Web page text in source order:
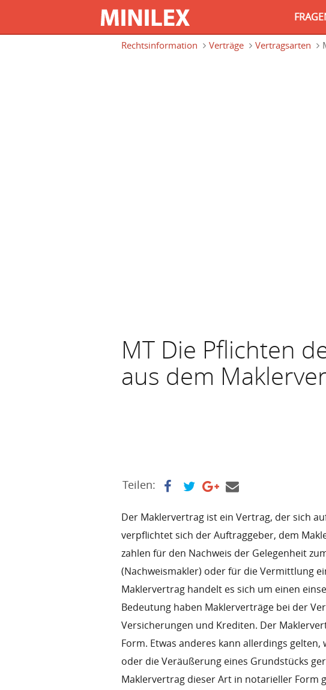
Direkt zum Inhalt
Rechtsinformation Verträge Vertragsarten
MT Die Pflichten
aus dem
Teilen:
Der Maklervertrag ist ein Vertrag, der sich
verpflichtet sich der Auftraggeber, dem
zahlen für den Nachweis der Gelegenheit
(Nachweismakler) oder für die Vermittlung
Maklervertrag handelt es sich um einen
Bedeutung haben Maklerverträge bei der
Versicherungen und Krediten. Der
Form. Etwas anderes kann allerdings
oder die Veräußerung eines Grundstücks
Maklervertrag dieser Art in notarieller Form